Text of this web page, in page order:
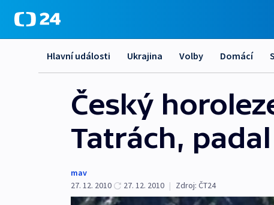
Hlavní události Ukrajina Volby Domácí
Český
Tatrách,
mav
27. 12. 2010
27. 12. 2010 | Zdroj: ČT24